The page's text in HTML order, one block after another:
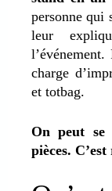
personne qui
leur
charge
et totbag.
On peut se
pièces.